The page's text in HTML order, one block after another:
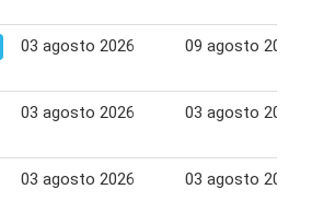
03 agosto 2026 09 agosto 2026
03 agosto 2026 03 agosto 2026
03 agosto 2026 03 agosto 2026